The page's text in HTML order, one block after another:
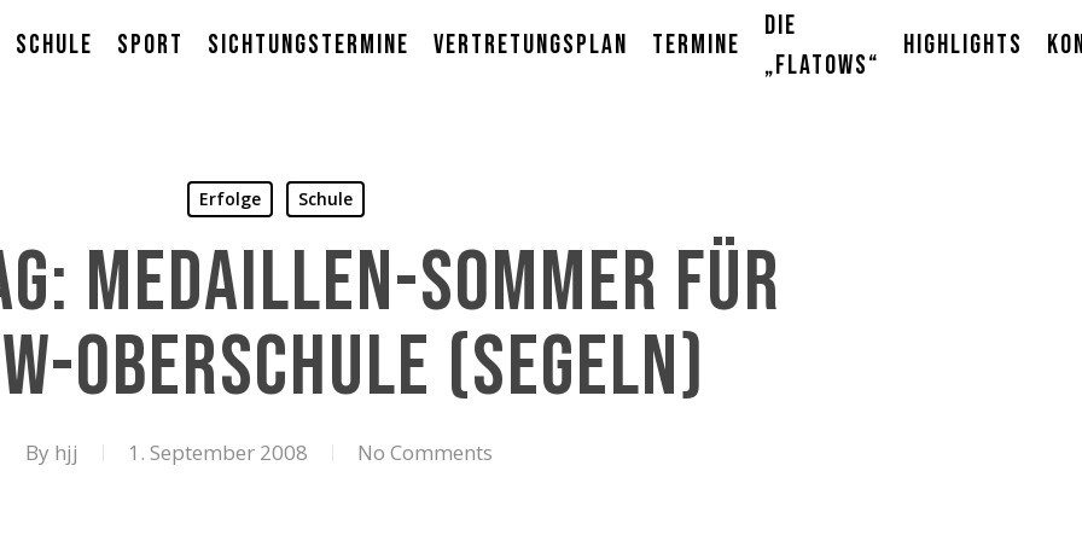
Schule Sport Sichtungstermine Vertretungsplan Termine
Die
„Flatows“
Highlights
Erfolge Schule
Medaillen-Sommer für
Oberschule (Segeln)
By hjj 1. September 2008 No Comments